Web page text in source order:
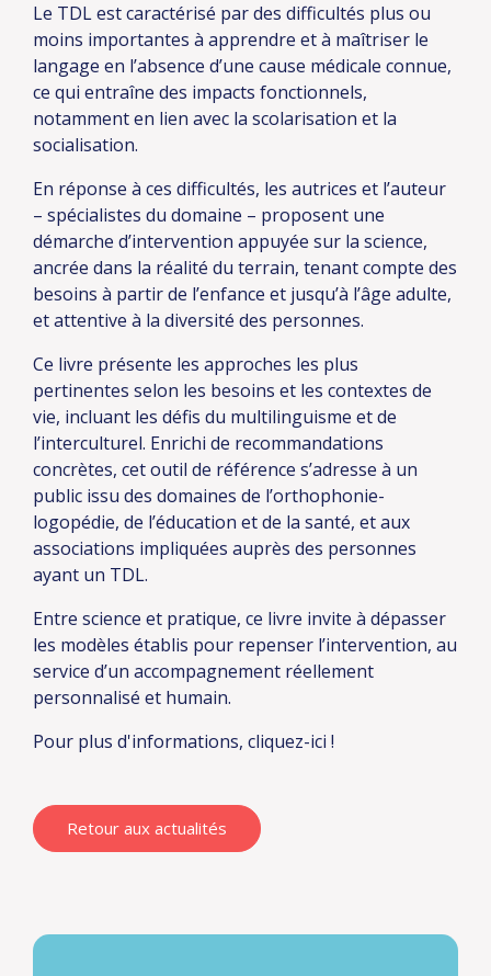
Le TDL est caractérisé par des difficultés plus ou
moins importantes à apprendre et à maîtriser le
langage en l’absence d’une cause médicale connue,
ce qui entraîne des impacts fonctionnels,
notamment en lien avec la scolarisation et la
socialisation.
En réponse à ces difficultés, les autrices et l’auteur
– spécialistes du domaine – proposent une
démarche d’intervention appuyée sur la science,
ancrée dans la réalité du terrain, tenant compte des
besoins à partir de l’enfance et jusqu’à l’âge adulte,
et attentive à la diversité des personnes.
Ce livre présente les approches les plus
pertinentes selon les besoins et les contextes de
vie, incluant les défis du multilinguisme et de
l’interculturel. Enrichi de recommandations
concrètes, cet outil de référence s’adresse à un
public issu des domaines de l’orthophonie-
logopédie, de l’éducation et de la santé, et aux
associations impliquées auprès des personnes
ayant un TDL.
Entre science et pratique, ce livre invite à dépasser
les modèles établis pour repenser l’intervention, au
service d’un accompagnement réellement
personnalisé et humain.
Pour plus d'informations, cliquez-ici !
Retour aux actualités